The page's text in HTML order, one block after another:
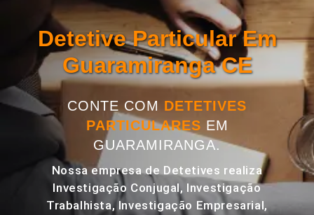
Detetive Particular Em
Guaramiranga CE
CONTE COM DETETIVES
PARTICULARES EM
GUARAMIRANGA.
Nossa empresa de Detetives realiza
Investigação Conjugal, Investigação
Trabalhista, Investigação Empresarial,